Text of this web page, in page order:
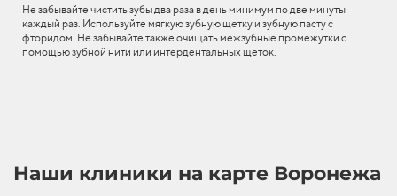
Не забывайте чистить зубы два раза в день минимум по две минуты
каждый раз. Используйте мягкую зубную щетку и зубную пасту с
фторидом. Не забывайте также очищать межзубные промежутки с
помощью зубной нити или интердентальных щеток.
Наши клиники на карте Воронежа